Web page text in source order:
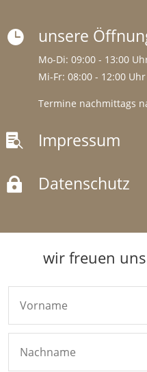
 unsere
Mo-Di: 09:00 - 13:00
Mi-Fr: 08:00 - 12:00 Uhr
Termine nachmittags
 Impressum
 Datenschutz
wir freuen